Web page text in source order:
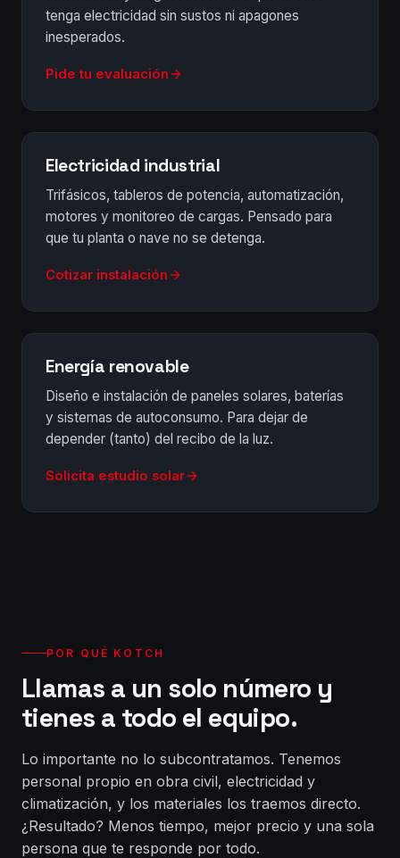
tenga electricidad sin sustos ni apagones
inesperados.
Pide tu evaluación
Electricidad industrial
Trifásicos, tableros de potencia, automatización,
motores y monitoreo de cargas. Pensado para
que tu planta o nave no se detenga.
Cotizar instalación
Energía renovable
Diseño e instalación de paneles solares, baterías
y sistemas de autoconsumo. Para dejar de
depender (tanto) del recibo de la luz.
Solicita estudio solar
POR QUÉ KOTCH
Llamas a un solo número y
tienes a todo el equipo.
Lo importante no lo subcontratamos. Tenemos
personal propio en obra civil, electricidad y
climatización, y los materiales los traemos directo.
¿Resultado? Menos tiempo, mejor precio y una sola
persona que te responde por todo.